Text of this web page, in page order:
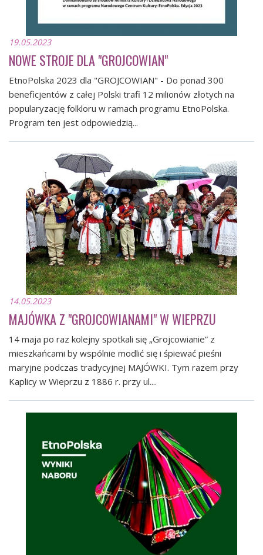
19.05.2023
NOWE STROJE DLA "GROJCOWIAN"
EtnoPolska 2023 dla "GROJCOWIAN" - Do ponad 300
beneficjentów z całej Polski trafi 12 milionów złotych na
popularyzację folkloru w ramach programu EtnoPolska.
Program ten jest odpowiedzią...
14.05.2023
MAJÓWKA Z "GROJCOWIANAMI" W WIEPRZU
14 maja po raz kolejny spotkali się „Grojcowianie” z
mieszkańcami by wspólnie modlić się i śpiewać pieśni
maryjne podczas tradycyjnej MAJÓWKI. Tym razem przy
Kaplicy w Wieprzu z 1886 r. przy ul....